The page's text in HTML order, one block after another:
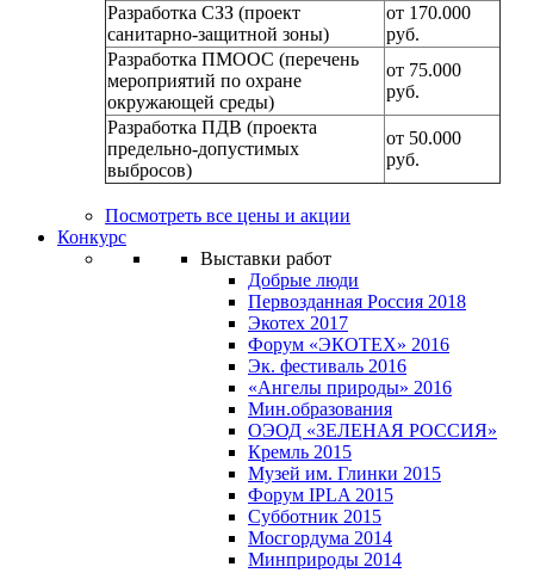
Разработка СЗЗ (проект
санитарно-защитной зоны)
от 170.000
руб.
Разработка ПМООС (перечень
мероприятий по охране
окружающей среды)
от 75.000
руб.
Разработка ПДВ (проекта
предельно-допустимых
выбросов)
от 50.000
руб.
Посмотреть все цены и акции
Конкурс
Выставки работ
Добрые люди
Первозданная Россия 2018
Экотех 2017
Форум «ЭКОТЕХ» 2016
Эк. фестиваль 2016
«Ангелы природы» 2016
Мин.образования
ОЭОД «ЗЕЛЕНАЯ РОССИЯ»
Кремль 2015
Музей им. Глинки 2015
Форум IPLA 2015
Субботник 2015
Мосгордума 2014
Минприроды 2014